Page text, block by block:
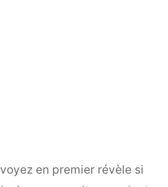
en premier révèle si